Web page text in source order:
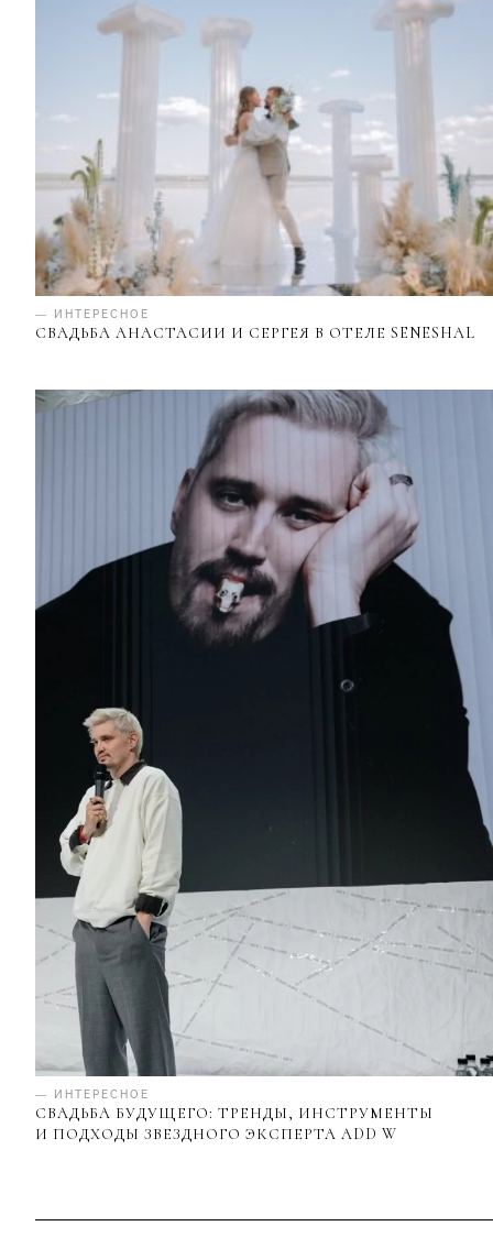
— ИНТЕРЕСНОЕ
СВАДЬБА АНАСТАСИИ И СЕРГЕЯ В ОТЕЛЕ SENESHAL
— ИНТЕРЕСНОЕ
СВАДЬБА БУДУЩЕГО: ТРЕНДЫ, ИНСТРУМЕНТЫ
И ПОДХОДЫ ЗВЕЗДНОГО ЭКСПЕРТА ADD W